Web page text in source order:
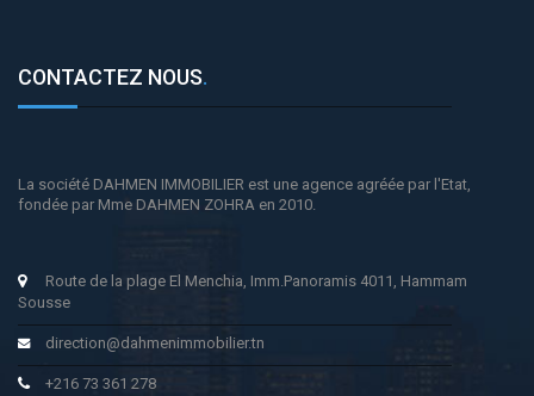
CONTACTEZ NOUS.
La société DAHMEN IMMOBILIER est une agence agréée par l'Etat,
fondée par Mme DAHMEN ZOHRA en 2010.
Route de la plage El Menchia, Imm.Panoramis 4011, Hammam
Sousse
direction@dahmenimmobilier.tn
+216 73 361 278